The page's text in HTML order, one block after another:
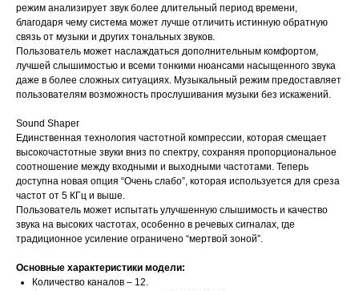
режим анализирует звук более длительный период времени,
благодаря чему система может лучше отличить истинную обратную
связь от музыки и других тональных звуков.
Пользователь может наслаждаться дополнительным комфортом,
лучшей слышимостью и всеми тонкими нюансами насыщенного звука
даже в более сложных ситуациях. Музыкальный режим предоставляет
пользователям возможность прослушивания музыки без искажений.
Sound Shaper
Единственная технология частотной компрессии, которая смещает
высокочастотные звуки вниз по спектру, сохраняя пропорциональное
соотношение между входными и выходными частотами. Теперь
доступна новая опция “Очень слабо”, которая используется для среза
частот от 5 КГц и выше.
Пользователь может испытать улучшенную слышимость и качество
звука на высоких частотах, особенно в речевых сигналах, где
традиционное усиление ограничено “мертвой зоной”.
Основные характеристики модели:
Количество каналов – 12.